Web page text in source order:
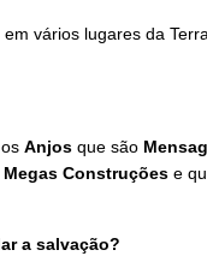
em vários lugares da
Anjos que são
Megas Construções e
a salvação?